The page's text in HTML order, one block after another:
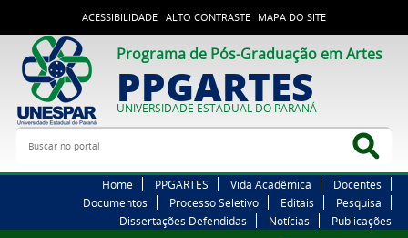
ACESSIBILIDADE ALTO CONTRASTE MAPA DO SITE
Programa de Pós-Graduação em Artes
PPGARTES
UNIVERSIDADE ESTADUAL DO PARANÁ
Buscar no portal
Home PPGARTES Vida Acadêmica
Docentes
Documentos
Processo Seletivo Editais
Pesquisa
Dissertações Defendidas
Notícias Publicações